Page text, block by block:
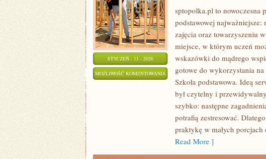
STYCZEŃ - 11 - 2026
MOŻLIWOŚĆ KOMENTOWANIA SZKOŁA
PODSTAWOWA
sptopolka.pl to nowoczesna
podstawowej najważniejsze:
zajęcia oraz towarzyszeniu
miejsce, w którym uczeń
wskazówki do mądrego
gotowe do wykorzystania
Szkoła podstawowa. Ideą
był czytelny i
szybko: następne
potrafią zestresować.
praktykę w małych
Read More ]